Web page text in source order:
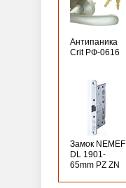
Антипаника
Crit РФ-0616
Замок NEMEF
DL 1901-
65mm PZ ZN